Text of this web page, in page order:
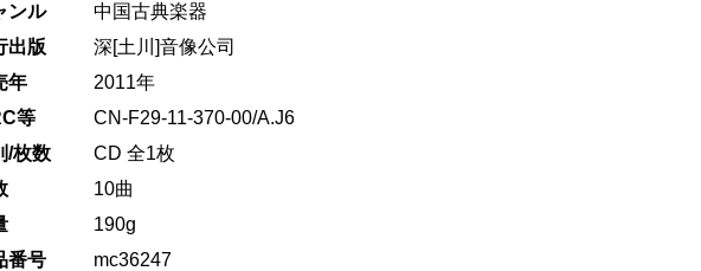
ンル
中国古典楽器
出版
深[土川]音像公司
年
2011年
等
CN-F29-11-370-00/A.J6
/枚数
CD 全1枚
10曲
190g
番号
mc36247